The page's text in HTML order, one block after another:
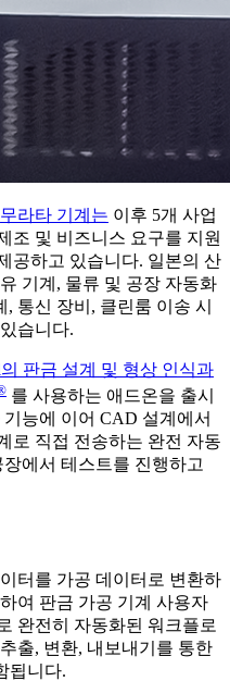
무라타 기계는 이후 5개 사업
조 및 비즈니스 요구를 지원
공하고 있습니다. 일본의 산
기계, 물류 및 공장 자동화
통신 장비, 클린룸 이송 시
습니다.
판금 설계 및 형상 인식과
를 사용하는 애드온을 출시
능에 이어 CAD 설계에서
로 직접 전송하는 완전 자동
에서 테스트를 진행하고
터를 가공 데이터로 변환하
여 판금 가공 기계 사용자
완전히 자동화된 워크플로
출, 변환, 내보내기를 통한
됩니다.